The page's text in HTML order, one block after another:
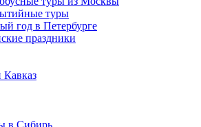
туры
год в Петербурге
праздники
в Сибирь